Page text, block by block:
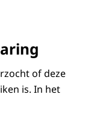
of deze
is. In het